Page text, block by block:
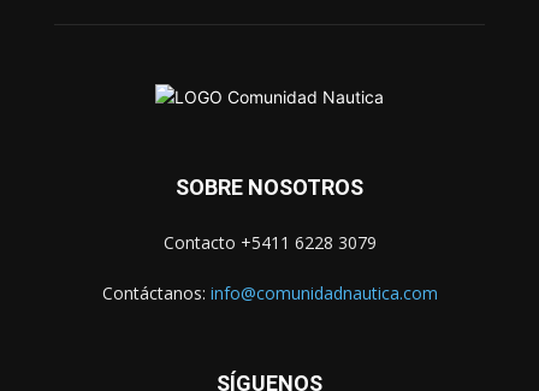
SOBRE NOSOTROS
Contacto +5411 6228 3079
Contáctanos: info@comunidadnautica.com
SÍGUENOS